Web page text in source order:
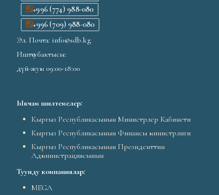
+996 (774) 988-080
+996 (709) 988-080
Эл. Почта: info@sdb.kg
Иштөө убактысы:
дүй-жум 09:00-18:00
Ыкчам шилтемелер:
Кыргыз Республикасынын Министрлер Кабинети
Кыргыз Республикасынын Финансы министрлиги
Кыргыз Республикасынын Президенттин
Администрациясынын
Туунду компаниялар:
MEGA